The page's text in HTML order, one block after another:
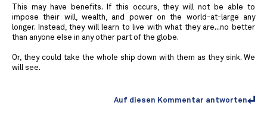
This may have benefits. If this occurs, they will not be able to
impose their will, wealth, and power on the world-at-large any
longer. Instead, they will learn to live with what they are...no better
than anyone else in any other part of the globe.
Or, they could take the whole ship down with them as they sink. We
will see.
Auf diesen Kommentar antworten